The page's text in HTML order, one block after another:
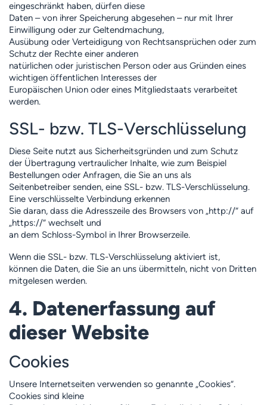
eingeschränkt haben, dürfen diese
Daten – von ihrer Speicherung abgesehen – nur mit Ihrer
Einwilligung oder zur Geltendmachung,
Ausübung oder Verteidigung von Rechtsansprüchen oder zum
Schutz der Rechte einer anderen
natürlichen oder juristischen Person oder aus Gründen eines
wichtigen öffentlichen Interesses der
Europäischen Union oder eines Mitgliedstaats verarbeitet
werden.
SSL- bzw. TLS-Verschlüsselung
Diese Seite nutzt aus Sicherheitsgründen und zum Schutz
der Übertragung vertraulicher Inhalte, wie zum Beispiel
Bestellungen oder Anfragen, die Sie an uns als
Seitenbetreiber senden, eine SSL- bzw. TLS-Verschlüsselung.
Eine verschlüsselte Verbindung erkennen
Sie daran, dass die Adresszeile des Browsers von „http://“ auf
„https://“ wechselt und
an dem Schloss-Symbol in Ihrer Browserzeile.
Wenn die SSL- bzw. TLS-Verschlüsselung aktiviert ist,
können die Daten, die Sie an uns übermitteln, nicht von Dritten
mitgelesen werden.
4. Datenerfassung auf
dieser Website
Cookies
Unsere Internetseiten verwenden so genannte „Cookies“.
Cookies sind kleine